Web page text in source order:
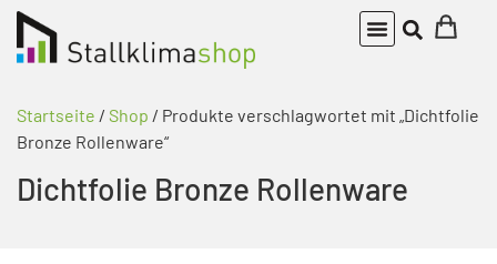
Startseite / Shop / Produkte verschlagwortet mit „Dichtfolie
Bronze Rollenware“
Dichtfolie Bronze Rollenware